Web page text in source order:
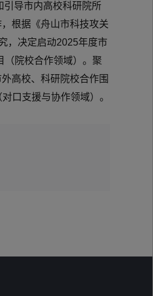
引导市内高校科研院所
根据《舟山市科技攻关
，决定启动2025年度市
（院校合作领域）。聚
高校、科研院校合作围
口支援与协作领域）。